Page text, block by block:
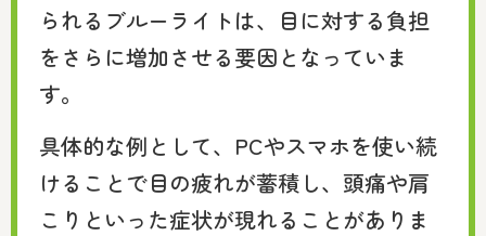
られるブルーライトは、目に対する負担
をさらに増加させる要因となっていま
す。
具体的な例として、PCやスマホを使い続
けることで目の疲れが蓄積し、頭痛や肩
こりといった症状が現れることがありま